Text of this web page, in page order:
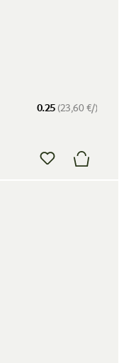
0.25(23,60 €/)